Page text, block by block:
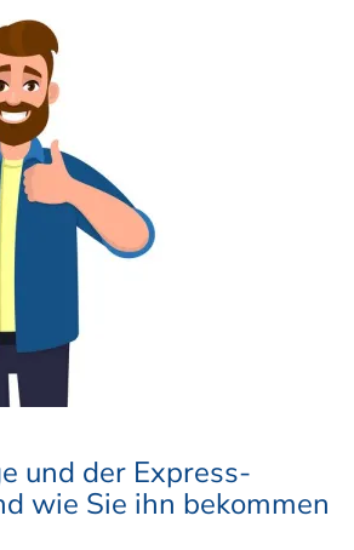
und der Express-
wie Sie ihn bekommen